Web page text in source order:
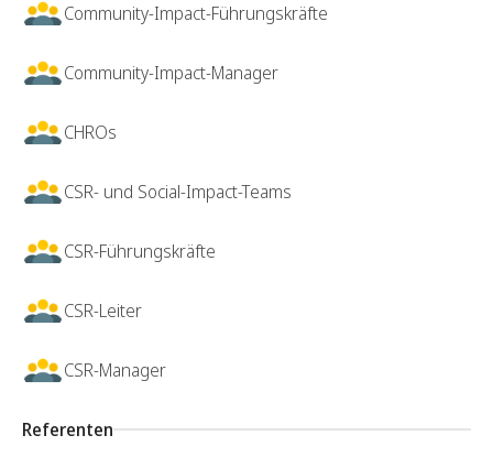
Community-Impact-Führungskräfte
Community-Impact-Manager
CHROs
CSR- und Social-Impact-Teams
CSR-Führungskräfte
CSR-Leiter
CSR-Manager
Referenten